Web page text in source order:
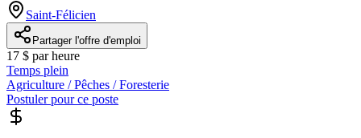
Saint-Félicien
Partager l'offre d'emploi
17 $ par heure
Temps plein
Agriculture / Pêches / Foresterie
Postuler pour ce poste